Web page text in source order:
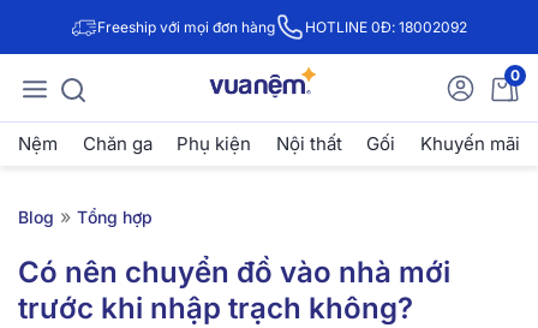
Freeship với mọi đơn hàng HOTLINE 0Đ: 18002092
0
Nệm Chăn ga Phụ kiện Nội thất Gối Khuyến mãi
Blog » Tổng hợp
Có nên chuyển đồ vào nhà mới
trước khi nhập trạch không?